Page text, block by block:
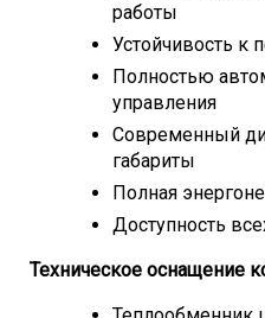
работы
Устойчивость к
Полностью
управления
Современный
габариты
Полная
Доступность
Техническое оснащение